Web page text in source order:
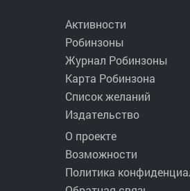
Активности
Робинзоны
Журнал Робинзоны
Карта Робинзона
Список желаний
Издательство
О проекте
Возможности
Политика